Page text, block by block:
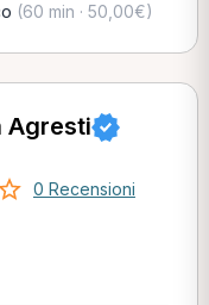
(60 min · 50,00€)
Agresti
0 Recensioni